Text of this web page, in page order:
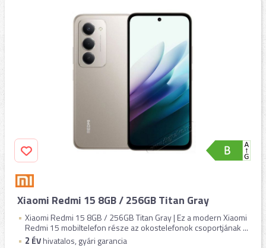
Xiaomi Redmi 15 8GB / 256GB Titan Gray
Xiaomi Redmi 15 8GB / 256GB Titan Gray | Ez a modern Xiaomi
Redmi 15 mobiltelefon része az okostelefonok csoportjának ...
2 ÉVhivatalos, gyári garancia